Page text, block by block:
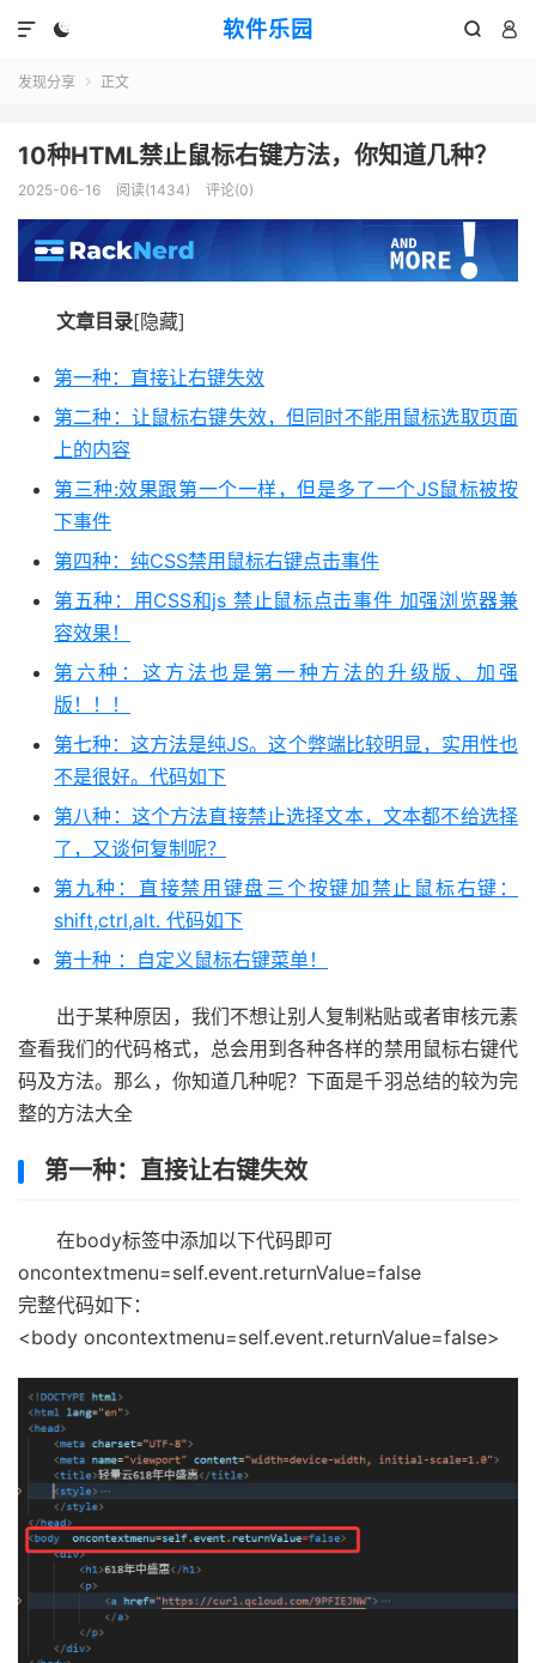
软件乐园 
 

发现分享  正文
10种HTML禁止鼠标右键方法，你知道几种？
2025-06-16 阅读(1434) 评论(0)
文章目录[隐藏]
第一种：直接让右键失效
第二种：让鼠标右键失效，但同时不能用鼠标选取页面
上的内容
第三种:效果跟第一个一样，但是多了一个JS鼠标被按
下事件
第四种：纯CSS禁用鼠标右键点击事件
第五种：用CSS和js 禁止鼠标点击事件 加强浏览器兼
容效果！
第六种：这方法也是第一种方法的升级版、加强
版！！！
第七种：这方法是纯JS。这个弊端比较明显，实用性也
不是很好。代码如下
第八种：这个方法直接禁止选择文本，文本都不给选择
了，又谈何复制呢？
第九种：直接禁用键盘三个按键加禁止鼠标右键：
shift,ctrl,alt. 代码如下
第十种 ：自定义鼠标右键菜单！
出于某种原因，我们不想让别人复制粘贴或者审核元素
查看我们的代码格式，总会用到各种各样的禁用鼠标右键代
码及方法。那么，你知道几种呢？下面是千羽总结的较为完
整的方法大全
第一种：直接让右键失效
在body标签中添加以下代码即可
oncontextmenu=self.event.returnValue=false
完整代码如下：
<body oncontextmenu=self.event.returnValue=false>